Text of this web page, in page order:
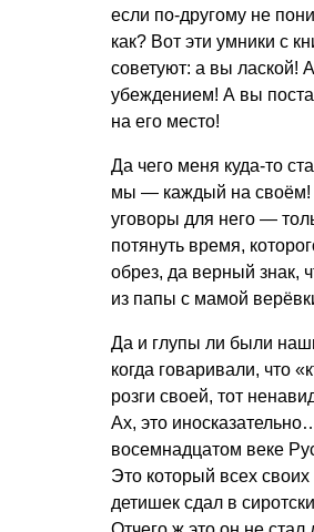
если по-другому не
как? Вот эти умники с
советуют: а вы лаской!
убеждением! А вы
на его место!
Да чего меня куда-то
мы — каждый на своём!
уговоры для него —
потянуть время,
обрез, да верный знак,
из папы с мамой
Да и глупы ли были
когда говаривали, что
розги своей, тот
Ах, это
восемнадцатом веке
Это который всех
детишек сдал в